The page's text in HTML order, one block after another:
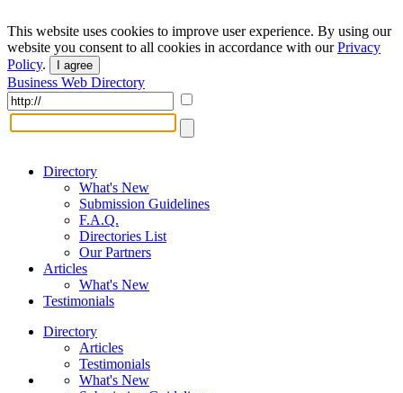
This website uses cookies to improve user experience. By using our
website you consent to all cookies in accordance with ourPrivacy
Policy. I agree
Business Web Directory
Directory
What's New
Submission Guidelines
F.A.Q.
Directories List
Our Partners
Articles
What's New
Testimonials
Directory
Articles
Testimonials
What's New